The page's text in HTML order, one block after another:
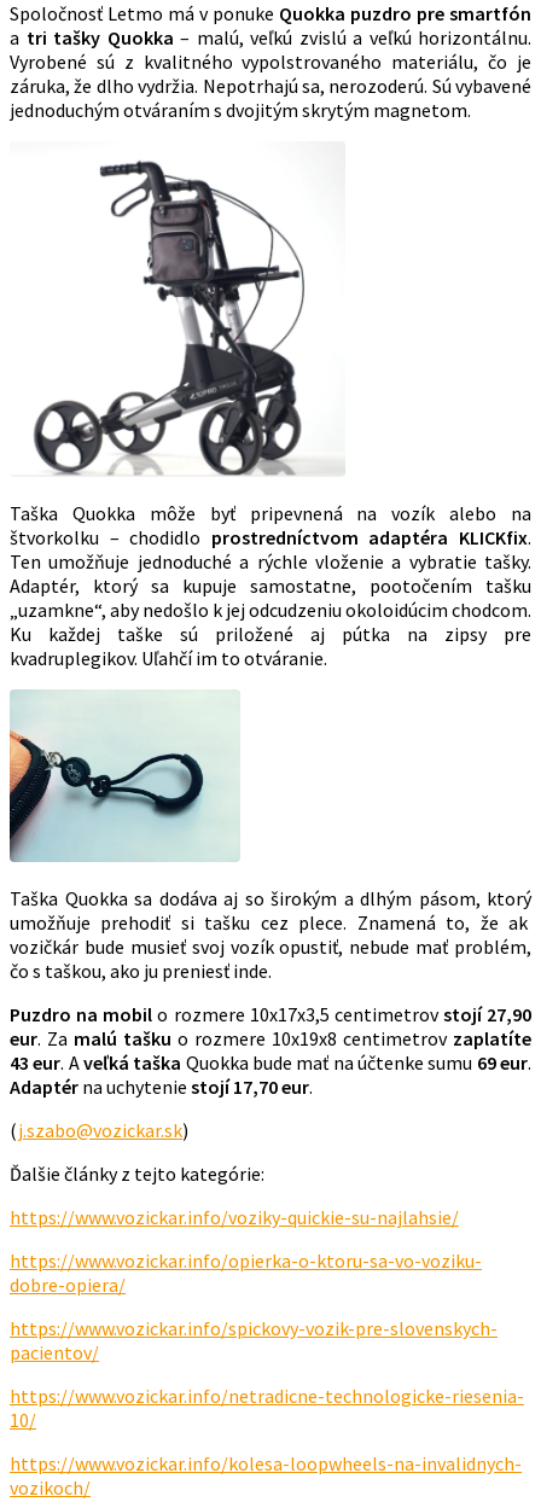
Spoločnosť Letmo má v ponuke Quokka puzdro pre smartfón
a tri tašky Quokka – malú, veľkú zvislú a veľkú horizontálnu.
Vyrobené sú z kvalitného vypolstrovaného materiálu, čo je
záruka, že dlho vydržia. Nepotrhajú sa, nerozoderú. Sú vybavené
jednoduchým otváraním s dvojitým skrytým magnetom.
Taška Quokka môže byť pripevnená na vozík alebo na
štvorkolku – chodidlo prostredníctvom adaptéra KLICKfix.
Ten umožňuje jednoduché a rýchle vloženie a vybratie tašky.
Adaptér, ktorý sa kupuje samostatne, pootočením tašku
„uzamkne“, aby nedošlo k jej odcudzeniu okoloidúcim chodcom.
Ku každej taške sú priložené aj pútka na zipsy pre
kvadruplegikov. Uľahčí im to otváranie.
Taška Quokka sa dodáva aj so širokým a dlhým pásom, ktorý
umožňuje prehodiť si tašku cez plece. Znamená to, že ak
vozičkár bude musieť svoj vozík opustiť, nebude mať problém,
čo s taškou, ako ju preniesť inde.
Puzdro na mobil o rozmere 10x17x3,5 centimetrovstojí 27,90
eur. Za malú tašku o rozmere 10x19x8 centimetrov zaplatíte
43 eur. Aveľká taška Quokka bude mať na účtenke sumu 69 eur.
Adaptér na uchytenie stojí 17,70 eur.
(j.szabo@vozickar.sk)
Ďalšie články z tejto kategórie:
https://www.vozickar.info/voziky-quickie-su-najlahsie/
https://www.vozickar.info/opierka-o-ktoru-sa-vo-voziku-
dobre-opiera/
https://www.vozickar.info/spickovy-vozik-pre-slovenskych-
pacientov/
https://www.vozickar.info/netradicne-technologicke-riesenia-
10/
https://www.vozickar.info/kolesa-loopwheels-na-invalidnych-
vozikoch/